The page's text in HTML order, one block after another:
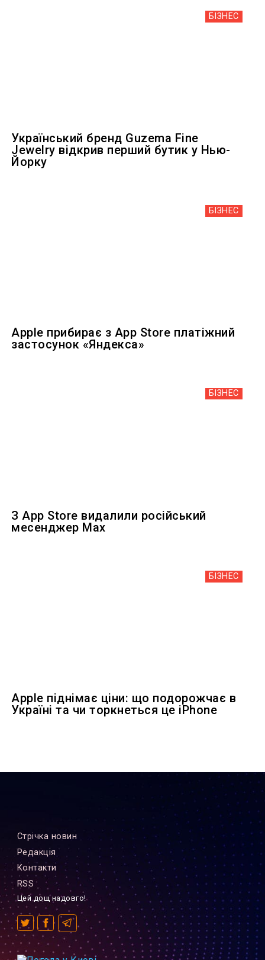
БІЗНЕС
Український бренд Guzema Fine
Jewelry відкрив перший бутик у Нью-
Йорку
БІЗНЕС
Apple прибирає з App Store платіжний
застосунок «Яндекса»
БІЗНЕС
З App Store видалили російський
месенджер Max
БІЗНЕС
Apple піднімає ціни: що подорожчає в
Україні та чи торкнеться це iPhone
Стрiчка новин
Редакцiя
Контакти
RSS
Цей дощ надовго!